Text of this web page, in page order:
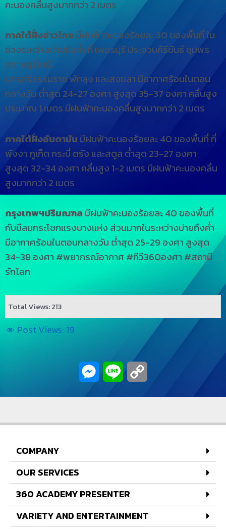
คะนองคลื่นสูงมากกว่า 2 เมตร
ภาคใต้ฝั่งอ่าวไทยมีฝนฟ้าคะนองร้อยละ 30 ของพื้นที่ ใน
ช่วงระหว่างบ่ายถึงค่ำ ที่ เพชรบุรี ประจวบคีรีขันธ์ ชุมพร
สุราษฎร์ธานี
นครศรีธรรมราช พัทลุง และสงขลา มีอากาศร้อนในตอน
กลางวัน ต่ำสุด 24-27 องศา สูงสุด 35-37 องศา คลื่นสูง
ประมาณ 1 เมตร มีฝนฟ้าคะนองคลื่นสูงมากกว่า 2 เมตร
ภาคใต้ฝั่งอันดามัน มีฝนฟ้าคะนองร้อยละ 40 ของพื้นที่ ที่
พังงา ภูเก็ต กระบี่ ตรัง และสตูล ต่ำสุด 23-27 องศา
สูงสุด 32-34 องศา คลื่นสูง 1-2 เมตร มีฝนฟ้าคะนองคลื่น
สูงมากกว่า 2 เมตร
กรุงเทพฯปริมณฑล มีฝนฟ้าคะนองร้อยละ 40 ของพื้นที่
กับมีลมกระโชกแรงบางแห่ง ส่วนมากในระหว่างบ่ายถึงค่ำ
มีอากาศร้อนในตอนกลางวัน ต่ำสุด 25-29 องศา สูงสุด
34-38 องศา #พยากรณ์อากาศ #ทีวี360องศา #สถานี
รักโลก
Total Views: 213
Post Views: 19
Messenger
Line
COMPANY
OUR SERVICES
360 ACADEMY PRESENTER
VARIETY AND ENTERTAINMENT